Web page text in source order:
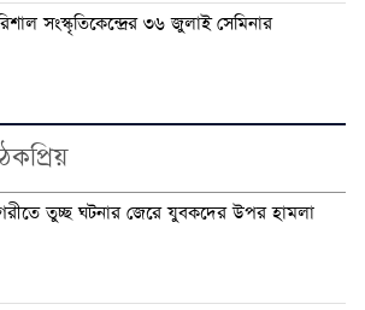
সংস্কৃতিকেন্দ্রের ৩৬ জুলাই সেমিনার
তুচ্ছ ঘটনার জেরে যুবকদের উপর হামলা